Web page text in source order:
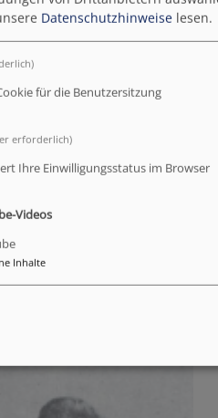
Datenschutzhinweise lesen.
für die Benutzersitzung
erforderlich)
Ihre Einwilligungsstatus im Browser
Videos
Inhalte